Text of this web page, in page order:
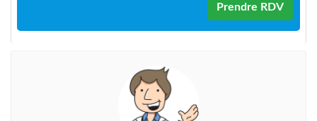
Prendre RDV